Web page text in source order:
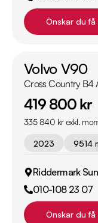
Önskar du
Volvo V90
Cross Country B4
419 800 kr
335 840 kr exkl.
2023 9514
Riddermark
010-108 23 07
Önskar du